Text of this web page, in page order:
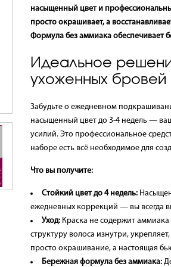
насыщенный цвет и
просто окрашивает, а
Формула без аммиака обеспечивает
Идеальное
ухоженных бровей
Забудьте о ежедневном
насыщенный цвет до 3-4 недель —
усилий. Это профессиональное
наборе есть всё необходимое для
Что вы получите:
Стойкий цвет до 4 недель:
ежедневных коррекций — вы всегда
Уход:Краска не содержит
структуру волоса изнутри,
просто окрашивание, а настоящая
Бережная формула без аммиака: